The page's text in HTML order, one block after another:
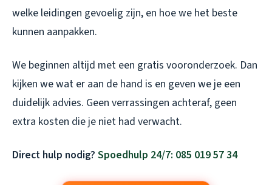
welke leidingen gevoelig zijn, en hoe we het beste
kunnen aanpakken.
We beginnen altijd met een gratis vooronderzoek. Dan
kijken we wat er aan de hand is en geven we je een
duidelijk advies. Geen verrassingen achteraf, geen
extra kosten die je niet had verwacht.
Direct hulp nodig? Spoedhulp 24/7: 085 019 57 34